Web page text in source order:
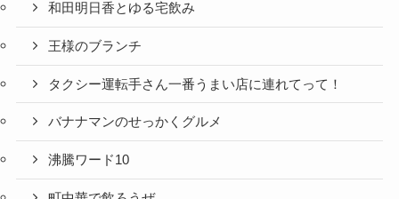
和田明日香とゆる宅飲み
王様のブランチ
タクシー運転手さん一番うまい店に連れてって！
バナナマンのせっかくグルメ
沸騰ワード10